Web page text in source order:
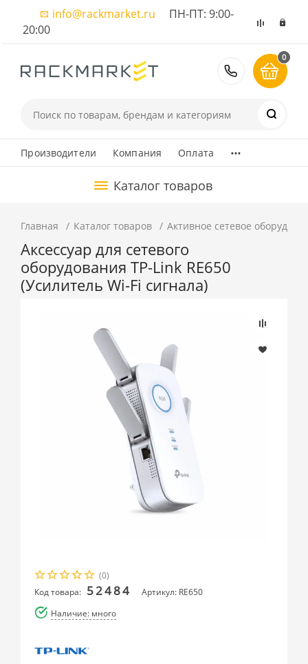
info@rackmarket.ru ПН-ПТ: 9:00-
20:00
8 (495)
0
Производители Компания Оплата ...
Каталог товаров
Главная Каталог товаров Активное сетевое
Аксессуар для сетевого
оборудования TP-Link RE650
(Усилитель Wi-Fi сигнала)
(0)
Код товара: 52484
Артикул: RE650
Наличие: много